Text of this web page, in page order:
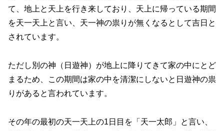
て、地上と天上を行き来しており、天上に帰っている期間
を天一天上と言い、天一神の祟りが無くなるとして吉日と
されています。
ただし別の神（日遊神）が地上に降りてきて家の中にとど
まるため、この期間は家の中を清潔にしないと日遊神の祟
りがあると言われています。
その年の最初の天一天上の1日目を「天一太郎」と言い、